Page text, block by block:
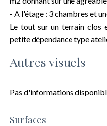
- A l'étage : 3 chambres et
Le tout sur un terrain clos
petite dépendance type
Autres visuels
Pas d'informations
Surfaces